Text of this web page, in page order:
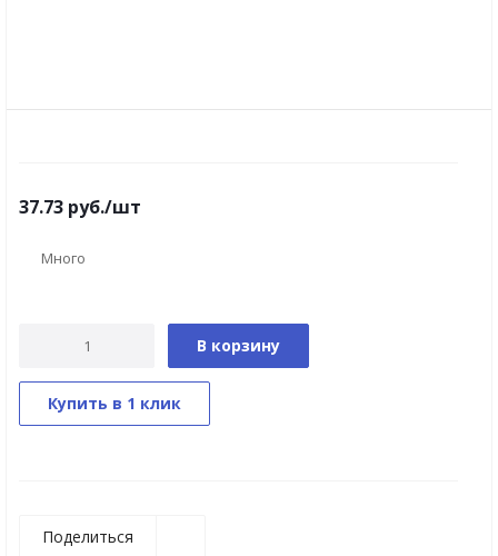
37.73 руб./шт
Много
В корзину
Купить в 1 клик
Поделиться